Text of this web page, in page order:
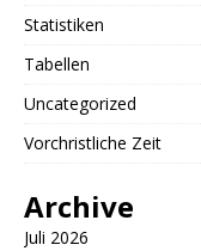
Statistiken
Tabellen
Uncategorized
Vorchristliche Zeit
Archive
Juli 2026